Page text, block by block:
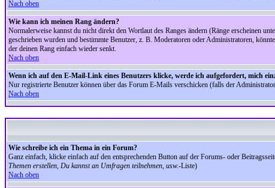
Nach oben
Wie kann ich meinen Rang ändern?
Normalerweise kannst du nicht direkt den Wortlaut des Ranges ändern (Ränge erscheinen
geschrieben wurden und bestimmte Benutzer, z. B. Moderatoren oder Administratoren,
der deinen Rang einfach wieder senkt.
Nach oben
Wenn ich auf den E-Mail-Link eines Benutzers klicke, werde ich aufgefordert, mich
Nur registrierte Benutzer können über das Forum E-Mails verschicken (falls der
Nach oben
Wie schreibe ich ein Thema in ein Forum?
Ganz einfach, klicke einfach auf den entsprechenden Button auf der Forums- oder
Themen erstellen, Du kannst an Umfragen teilnehmen, usw.-Liste)
Nach oben